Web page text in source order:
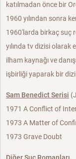
katılmadan önce bir
1960 yılından sonra
1960'larda birkaç suç
yılında tv dizisi olarak
ilham kaynağı ve
işbirliği yaparak bir dizi
Sam Benedict Serisi
1971 A Conflict of
1973 A Matter of
1973 Grave Doubt